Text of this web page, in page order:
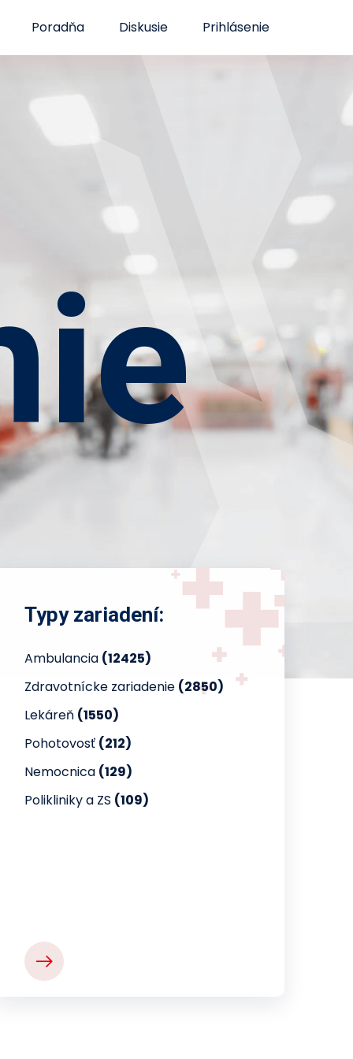
Poradňa Diskusie Prihlásenie
Typy zariadení:
Ambulancia (12425)
Zdravotnícke zariadenie (2850)
Lekáreň (1550)
Pohotovosť (212)
Nemocnica (129)
Polikliniky a ZS (109)